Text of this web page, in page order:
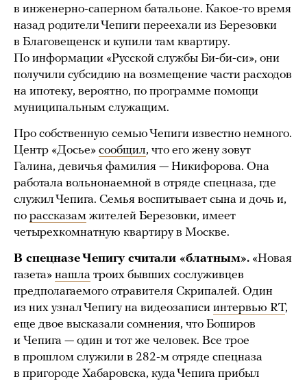
в инженерно-саперном батальоне. Какое-то время
назад родители Чепиги переехали из Березовки
в Благовещенск и купили там квартиру.
По информации «Русской службы Би-би-си», они
получили субсидию на возмещение части расходов
на ипотеку, вероятно, по программе помощи
муниципальным служащим.
Про собственную семью Чепиги известно немного.
Центр «Досье» сообщил, что его жену зовут
Галина, девичья фамилия — Никифорова. Она
работала вольнонаемной в отряде спецназа, где
служил Чепига. Семья воспитывает сына и дочь и,
по рассказам жителей Березовки, имеет
четырехкомнатную квартиру в Москве.
В спецназе Чепигу считали «блатным». «Новая
газета» нашла троих бывших сослуживцев
предполагаемого отравителя Скрипалей. Один
из них узнал Чепигу на видеозаписи интервью RT,
еще двое высказали сомнения, что Боширов
и Чепига — один и тот же человек. Все трое
в прошлом служили в 282-м отряде спецназа
в пригороде Хабаровска, куда Чепига прибыл